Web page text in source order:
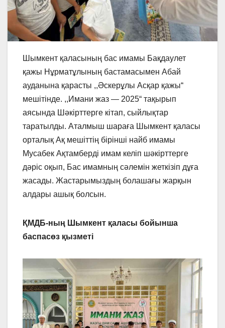
Шымкент қаласының бас имамы Бақдаулет
қажы Нұрматұлының бастамасымен Абай
ауданына қарасты ,,Әскерұлы Асқар қажы“
мешітінде. ,,Имани жаз — 2025“ тақырып
аясында Шәкірттерге кітап, сыйлықтар
таратылды. Аталмыш шараға Шымкент қаласы
орталық Ақ мешіттің бірінші найб имамы
Мусабек Ақтамберді имам келіп шәкірттерге
дәріс оқып, Бас имамның сәлемін жеткізіп дұға
жасады. Жастарымыздың болашағы жарқын
алдары ашық болсын.
ҚМДБ-ның Шымкент қаласы бойынша
баспасөз қызметі